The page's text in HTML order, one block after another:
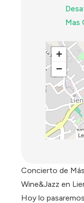
Mas
+
−
Concierto de
Wine&Jazz en
Hoy lo